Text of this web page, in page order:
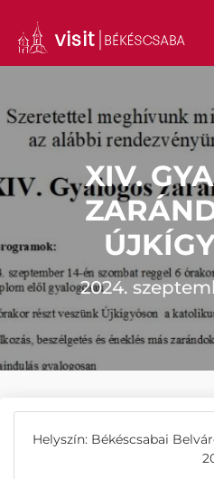
XIV.
2024.
Helyszín: Békéscsabai